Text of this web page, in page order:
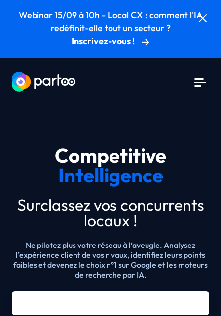
Aller au menu principal
Webinar 15/09 à 10h - Local CX : comment l'IA
redéfinit-elle tout un secteur ?
Inscrivez-vous !
Competitive
Intelligence
Surclassez vos concurrents
locaux !
Ne pilotez plus votre réseau à l’aveugle. Analysez
l’expérience client de vos rivaux, identifiez leurs points
faibles et devenez le choix n°1 sur Google et les moteurs
de recherche par IA.